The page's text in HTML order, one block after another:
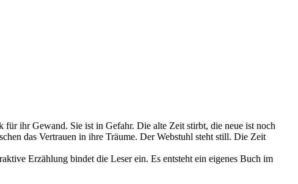
ihr Gewand. Sie ist in Gefahr. Die alte Zeit stirbt, die neue ist noch
das Vertrauen in ihre Träume. Der Webstuhl steht still. Die Zeit
Erzählung bindet die Leser ein. Es entsteht ein eigenes Buch im